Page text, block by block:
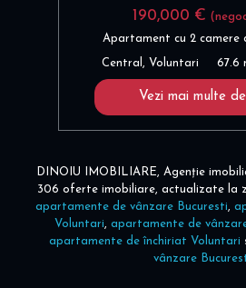
190,000 €
Apartament cu 2 camere
Central, Voluntari 67.6
Vezi mai multe
DINOIU IMOBILIARE, Agenție
306 oferte imobiliare, actualizate la
apartamente de vânzare Bucuresti,
Voluntari, apartamente de
apartamente de închiriat Voluntari
vânzare